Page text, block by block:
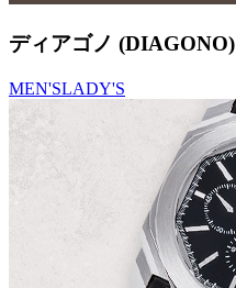
ディアゴノ (DIAGONO)
MEN'SLADY'S